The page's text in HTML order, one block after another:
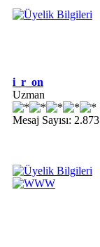
i_r_on
Uzman
Mesaj Sayısı: 2.873